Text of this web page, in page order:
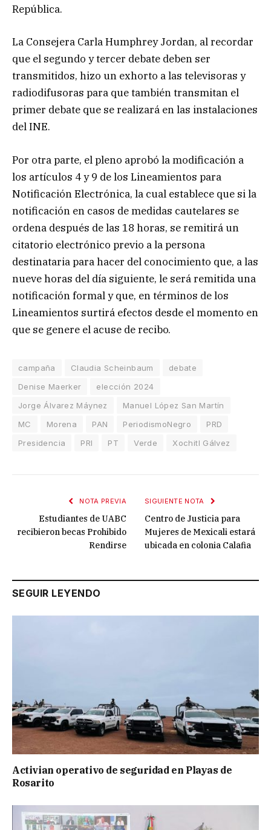
República.
La Consejera Carla Humphrey Jordan, al recordar
que el segundo y tercer debate deben ser
transmitidos, hizo un exhorto a las televisoras y
radiodifusoras para que también transmitan el
primer debate que se realizará en las instalaciones
del INE.
Por otra parte, el pleno aprobó la modificación a
los artículos 4 y 9 de los Lineamientos para
Notificación Electrónica, la cual establece que si la
notificación en casos de medidas cautelares se
ordena después de las 18 horas, se remitirá un
citatorio electrónico previo a la persona
destinataria para hacer del conocimiento que, a las
nueve horas del día siguiente, le será remitida una
notificación formal y que, en términos de los
Lineamientos surtirá efectos desde el momento en
que se genere el acuse de recibo.
campaña Claudia Scheinbaum
debate
Denise Maerker
elección 2024
Jorge Álvarez Máynez
Manuel López San Martín
MC
Morena PAN PeriodismoNegro
PRD
Presidencia
PRI PT Verde Xochitl Gálvez
NOTA PREVIA
Estudiantes de UABC
recibieron becas Prohibido
Rendirse
SIGUIENTE NOTA
Centro de Justicia para
Mujeres de Mexicali estará
ubicada en colonia Calafia
SEGUIR LEYENDO
Activian operativo de seguridad en Playas de
Rosarito